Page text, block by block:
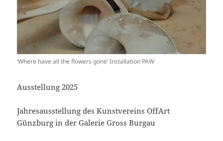
‘Where have all the flowers gone’ Installation PAW
Ausstellung 2025
Jahresausstellung des Kunstvereins OffArt
Günzburg in der Galerie Gross Burgau